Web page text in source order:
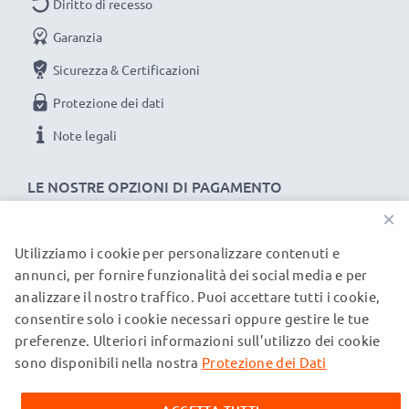
Ordina ora per una spedizione rapida e 3 anni di
garanzia.
LE NOSTRE OPZIONI DI PAGAMENTO
Diritto di recesso
Garanzia
Sicurezza & Certificazioni
Protezione dei dati
Note legali
I NOSTRI PARTNER DI SPEDIZIONE
© subtel.it 2026
Tutti i prezzi includono l'IVA e sono esclusi i costi di
spedizione. Si prega di notare che tutti i marchi menzionati
sulle nostre pagine web esclusivamente per fornire
×
Utilizziamo i cookie per personalizzare contenuti e
annunci, per fornire funzionalità dei social media e per
analizzare il nostro traffico. Puoi accettare tutti i cookie,
consentire solo i cookie necessari oppure gestire le tue
preferenze. Ulteriori informazioni sull’utilizzo dei cookie
sono disponibili nella nostra Protezione dei Dati